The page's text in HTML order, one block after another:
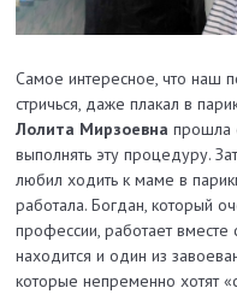
Самое интересное, что наш
стричься, даже плакал в
Лолита Мирзоевна прошла
выполнять эту процедуру.
любил ходить к маме в
работала. Богдан, который
профессии, работает вместе
находится и один из
которые непременно хотят